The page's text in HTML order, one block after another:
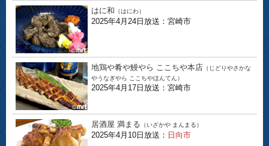
はに和 （はにわ）
2025年4月24日放送：宮崎市
地鶏や肴や鰻やら ここちや本店 （じどりやさかな
やうなぎやら ここちやほんてん）
2025年4月17日放送：宮崎市
居酒屋 満まる （いざかや まんまる）
2025年4月10日放送： 日向市